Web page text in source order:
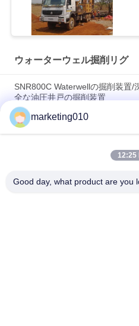
ウォーターウェル掘削リグ
SNR800C Waterwellの掘削装置/
全な油圧井戸の掘削装置
多機能の完全な油圧Waterwellの
あく深さ650m
非常に能率的な井戸の掘削装置
marketing010
12:25
Good day, what product are you